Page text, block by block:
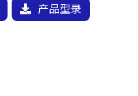
产品型录